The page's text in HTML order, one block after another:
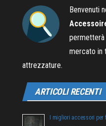
Benvenuti
permetterà
mercato in
attrezzature.
ARTICOLI RECENTI
I migliori accessori